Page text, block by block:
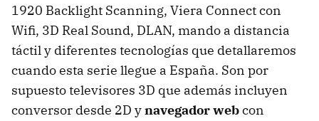
1920 Backlight Scanning, Viera Connect con
Wifi, 3D Real Sound, DLAN, mando a distancia
táctil y diferentes tecnologías que detallaremos
cuando esta serie llegue a España. Son por
supuesto televisores 3D que además incluyen
conversor desde 2D ynavegador webcon